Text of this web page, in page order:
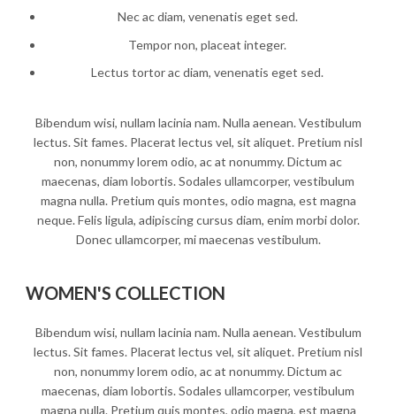
Nec ac diam, venenatis eget sed.
Tempor non, placeat integer.
Lectus tortor ac diam, venenatis eget sed.
Bibendum wisi, nullam lacinia nam. Nulla aenean. Vestibulum
lectus. Sit fames. Placerat lectus vel, sit aliquet. Pretium nisl
non, nonummy lorem odio, ac at nonummy. Dictum ac
maecenas, diam lobortis. Sodales ullamcorper, vestibulum
magna nulla. Pretium quis montes, odio magna, est magna
neque. Felis ligula, adipiscing cursus diam, enim morbi dolor.
Donec ullamcorper, mi maecenas vestibulum.
WOMEN'S COLLECTION
Bibendum wisi, nullam lacinia nam. Nulla aenean. Vestibulum
lectus. Sit fames. Placerat lectus vel, sit aliquet. Pretium nisl
non, nonummy lorem odio, ac at nonummy. Dictum ac
maecenas, diam lobortis. Sodales ullamcorper, vestibulum
magna nulla. Pretium quis montes, odio magna, est magna